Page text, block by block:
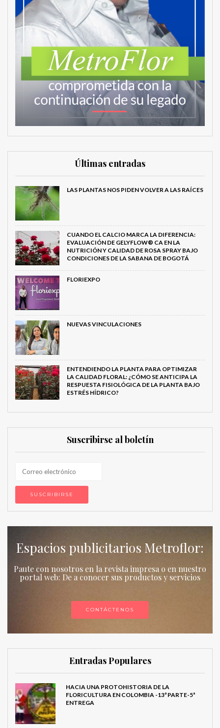
Últimas entradas
LAS PLANTAS NOS PIDEN VOLVER A LAS RAÍCES
CUANDO EL CALCIO MARCA LA DIFERENCIA:
EVALUACIÓN DE GELYFLOW® CA EN LA
NUTRICIÓN Y CALIDAD DE ROSA SPRAY BAJO
CONDICIONES DE LA SABANA DE BOGOTÁ
FLORIEXPO
NUEVAS VINCULACIONES
ENTENDIENDO LA PLANTA PARA OPTIMIZAR
LA CALIDAD FLORAL: ¿CÓMO SE ANTICIPA LA
RESPUESTA FISIOLÓGICA DE LA PLANTA BAJO
ESTRÉS HÍDRICO?
Suscribirse al boletín
Espacios publicitarios Metroflor:
Paute con nosotros en la revista impresa o en nuestro
portal web: De a conocer sus productos y servicios
CONTÁCTENOS
Entradas Populares
HACIA UNA PROTOHISTORIA DE LA
FLORICULTURA EN COLOMBIA -13ª PARTE-5ª
ENTREGA